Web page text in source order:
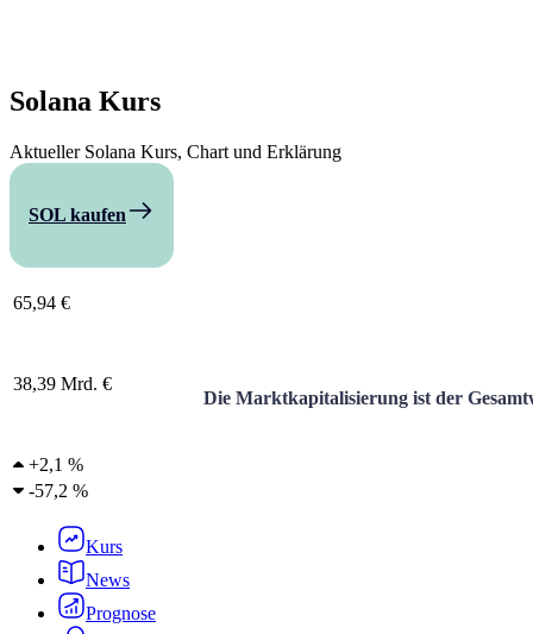
Solana Kurs
Aktueller Solana Kurs, Chart und Erklärung
SOL kaufen
65,94 €
38,39 Mrd. €
Die Marktkapitalisierung ist der
+2,1 %
-57,2 %
Kurs
News
Prognose